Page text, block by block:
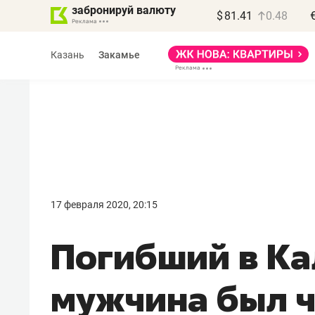
забронируй валюту $ 81.41 0.48
Казань Закамье
17 февраля 2020, 20:15
Погибший в
мужчина был
правил, бизнес может
потерять минимум
полгода»